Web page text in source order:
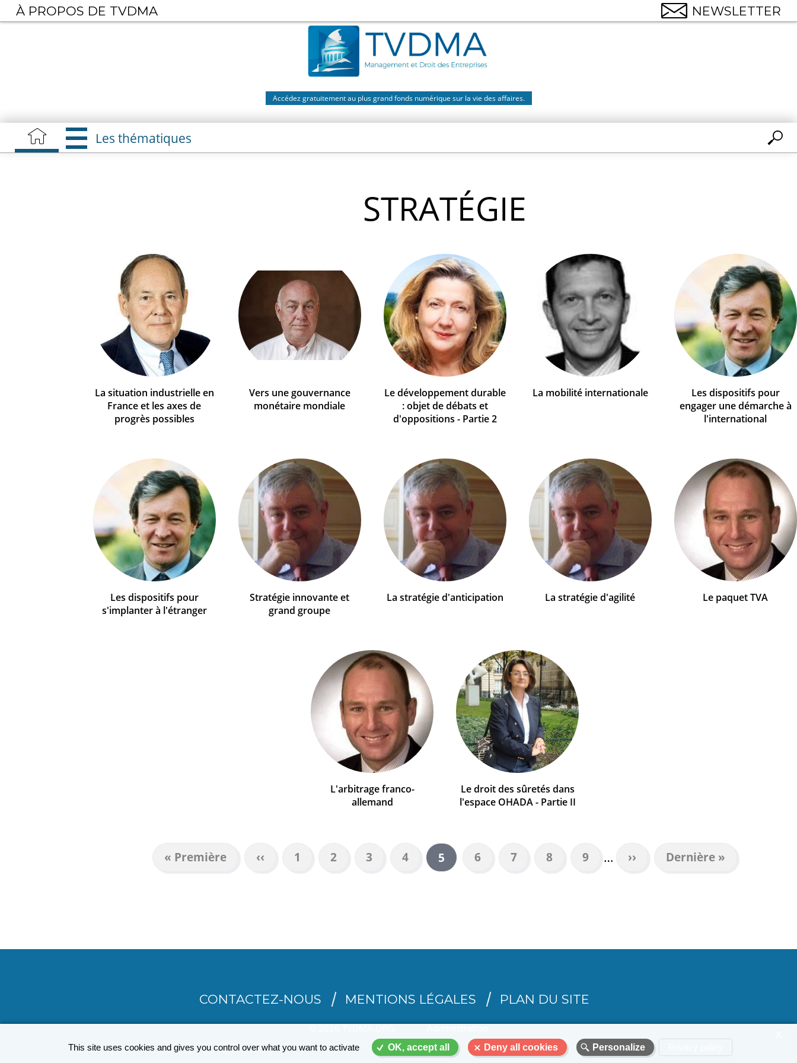
Aller
au
Accédez gratuitement au plus grand fonds numérique sur la vie des affaires.
Les thématiques
STRATÉGIE
La situation industrielle en
France et les axes de
progrès possibles
Vers une gouvernance
monétaire mondiale
Le développement durable
: objet de débats et
d'oppositions - Partie 2
La mobilité internationale
Les dispositifs pour
engager une démarche à
l'international
Les dispositifs pour
s'implanter à l'étranger
Stratégie innovante et
grand groupe
La stratégie d'anticipation La stratégie d'agilité Le paquet TVA
L'arbitrage franco-
allemand
Le droit des sûretés dans
l'espace OHADA - Partie II
Première
page
« Première
Page
précédente
‹‹ Page
1 Page
2 Page
3 Page
4
Page
courante
5 Page
6 Page
7 Page
8 Page
9 …
Page
suivante
››
Dernière
page
Dernière »
À PROPOS DE TVDMA NEWSLETTER
MENU
CONTACTEZ-NOUS MENTIONS LÉGALES PLAN DU SITE
© 2026 TVDMA.ORG Administration
This site uses cookies and gives you control over what you want to activate
OK, accept all Deny all cookies Personalize